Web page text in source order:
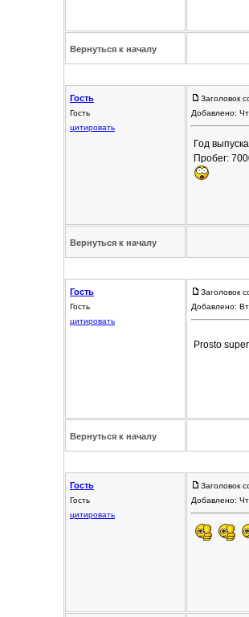
Вернуться к началу
Гость
Гость
цитировать
Заголовок
Добавлено:
Год
Пробег:
Вернуться к началу
Гость
Гость
цитировать
Заголовок
Добавлено:
Prosto
Вернуться к началу
Гость
Гость
цитировать
Заголовок
Добавлено: